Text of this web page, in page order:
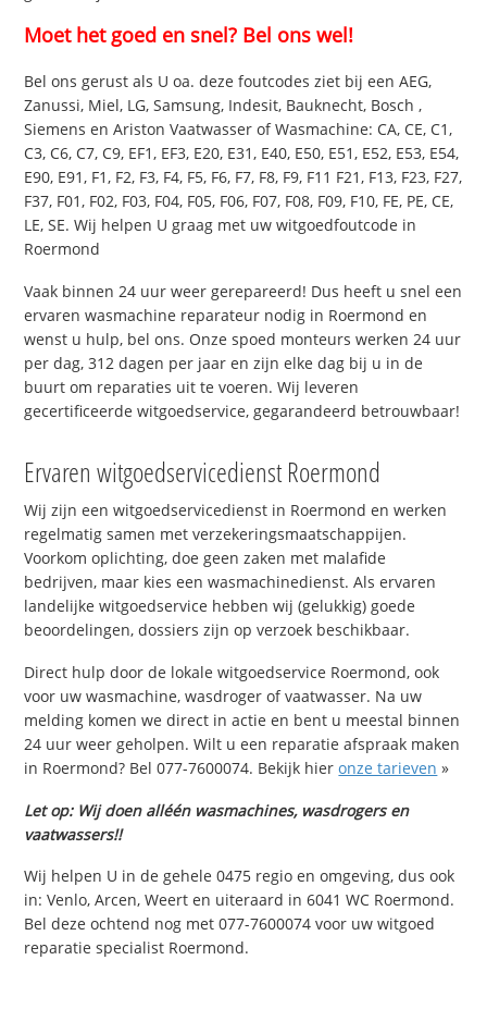
Moet het goed en snel? Bel ons wel!
Bel ons gerust als U oa. deze foutcodes ziet bij een AEG,
Zanussi, Miel, LG, Samsung, Indesit, Bauknecht, Bosch ,
Siemens en Ariston Vaatwasser of Wasmachine: CA, CE, C1,
C3, C6, C7, C9, EF1, EF3, E20, E31, E40, E50, E51, E52, E53, E54,
E90, E91, F1, F2, F3, F4, F5, F6, F7, F8, F9, F11 F21, F13, F23, F27,
F37, F01, F02, F03, F04, F05, F06, F07, F08, F09, F10, FE, PE, CE,
LE, SE. Wij helpen U graag met uw witgoedfoutcode in
Roermond
Vaak binnen 24 uur weer gerepareerd! Dus heeft u snel een
ervaren wasmachine reparateur nodig in Roermond en
wenst u hulp, bel ons. Onze spoed monteurs werken 24 uur
per dag, 312 dagen per jaar en zijn elke dag bij u in de
buurt om reparaties uit te voeren. Wij leveren
gecertificeerde witgoedservice, gegarandeerd betrouwbaar!
Ervaren witgoedservicedienst Roermond
Wij zijn een witgoedservicedienst in Roermond en werken
regelmatig samen met verzekeringsmaatschappijen.
Voorkom oplichting, doe geen zaken met malafide
bedrijven, maar kies een wasmachinedienst. Als ervaren
landelijke witgoedservice hebben wij (gelukkig) goede
beoordelingen, dossiers zijn op verzoek beschikbaar.
Direct hulp door de lokale witgoedservice Roermond, ook
voor uw wasmachine, wasdroger of vaatwasser. Na uw
melding komen we direct in actie en bent u meestal binnen
24 uur weer geholpen. Wilt u een reparatie afspraak maken
in Roermond? Bel 077-7600074. Bekijk hieronze tarieven »
Let op: Wij doen alléén wasmachines, wasdrogers en
vaatwassers!!
Wij helpen U in de gehele 0475 regio en omgeving, dus ook
in: Venlo, Arcen, Weert en uiteraard in 6041 WC Roermond.
Bel deze ochtend nog met 077-7600074 voor uw witgoed
reparatie specialist Roermond.